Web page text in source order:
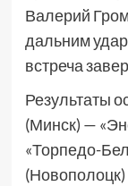
Валерий
дальним
встреча
Результаты
(Минск) —
«Торпедо-